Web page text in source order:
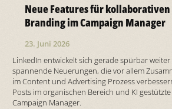
Neue Features für kollaborativen
Branding im Campaign Manager
23. Juni 2026
LinkedIn entwickelt sich gerade spürbar
spannende Neuerungen, die vor allem
im Content und Advertising Prozess
Posts im organischen Bereich und KI
Campaign Manager.